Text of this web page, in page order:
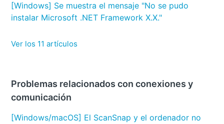
[Windows] Se muestra el mensaje "No se pudo
instalar Microsoft .NET Framework X.X."
Ver los 11 artículos
Problemas relacionados con conexiones y
comunicación
[Windows/macOS] El ScanSnap y el ordenador no